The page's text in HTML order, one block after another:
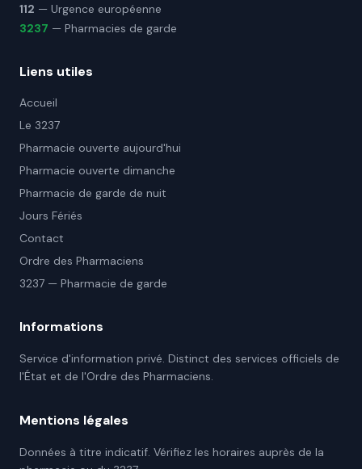
112 — Urgence européenne
3237 — Pharmacies de garde
Liens utiles
Accueil
Le 3237
Pharmacie ouverte aujourd'hui
Pharmacie ouverte dimanche
Pharmacie de garde de nuit
Jours Fériés
Contact
Ordre des Pharmaciens
3237 — Pharmacie de garde
Informations
Service d'information privé. Distinct des services officiels de
l'État et de l'Ordre des Pharmaciens.
Mentions légales
Données à titre indicatif. Vérifiez les horaires auprès de la